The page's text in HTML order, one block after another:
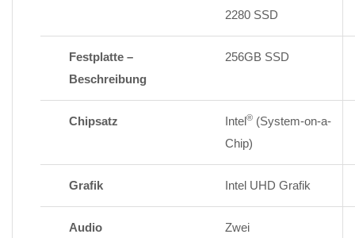
2280 SSD
Festplatte –
Beschreibung
256GB SSD
Chipsatz Intel® (System-on-a-
Chip)
Grafik Intel UHD Grafik
Audio
Zwei